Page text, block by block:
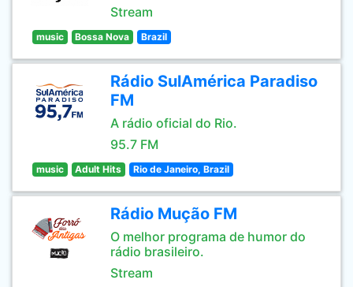
Stream
music Bossa Nova Brazil
Rádio SulAmérica Paradiso
FM
A rádio oficial do Rio.
95.7 FM
music Adult Hits Rio de Janeiro, Brazil
Rádio Mução FM
O melhor programa de humor do
rádio brasileiro.
Stream